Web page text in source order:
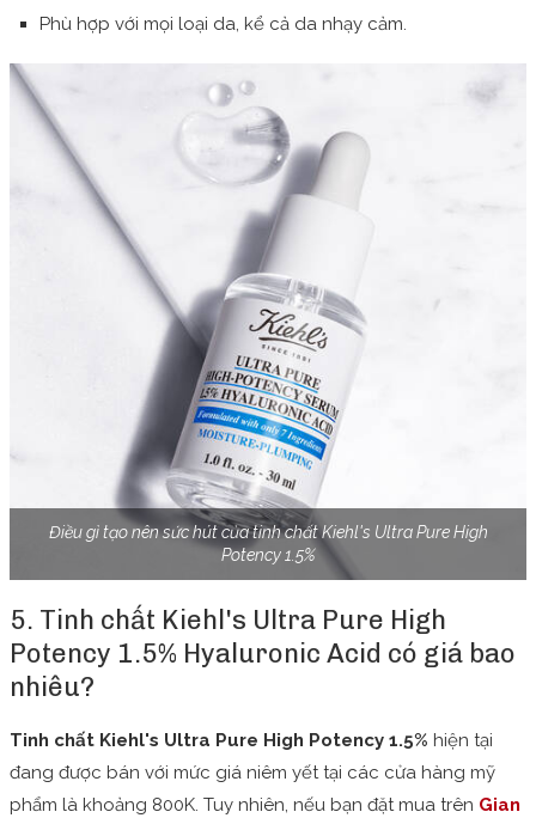
Phù hợp với mọi loại da, kể cả da nhạy cảm.
Điều gì tạo nên sức hút của tinh chất Kiehl's Ultra Pure High
Potency 1.5%
5. Tinh chất Kiehl's Ultra Pure High
Potency 1.5% Hyaluronic Acid có giá bao
nhiêu?
Tinh chất Kiehl's Ultra Pure High Potency 1.5% hiện tại
đang được bán với mức giá niêm yết tại các cửa hàng mỹ
phẩm là khoảng 800K. Tuy nhiên, nếu bạn đặt mua trên Gian